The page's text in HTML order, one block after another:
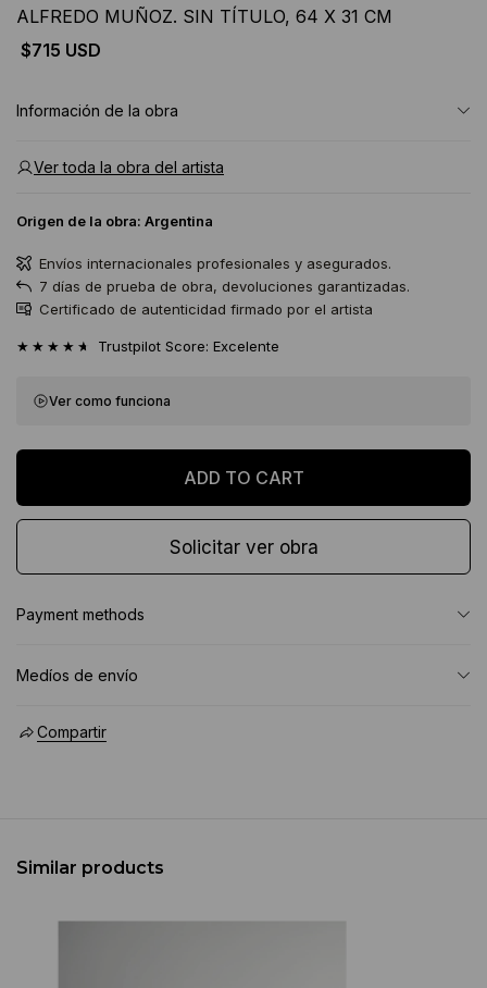
ALFREDO MUÑOZ. SIN TÍTULO, 64 X 31 CM
$715 USD
Información de la obra
Ver toda la obra del artista
Origen de la obra: Argentina
Envíos internacionales profesionales y asegurados.
7 días de prueba de obra, devoluciones garantizadas.
Certificado de autenticidad firmado por el artista
★★★★★ Trustpilot Score: Excelente
Ver como funciona
Solicitar ver obra
Payment methods
Medíos de envío
Compartir
Similar products